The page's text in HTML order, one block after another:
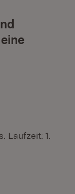
Laufzeit: 1.